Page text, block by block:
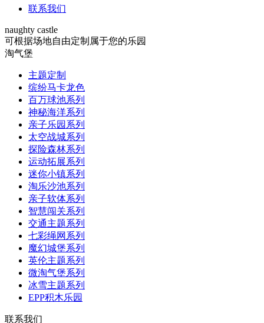
联系我们
naughty castle
可根据场地自由定制属于您的乐园
淘气堡
主题定制
缤纷马卡龙色
百万球池系列
神秘海洋系列
亲子乐园系列
太空战城系列
探险森林系列
运动拓展系列
迷你小镇系列
淘乐沙池系列
亲子软体系列
智慧闯关系列
交通主题系列
七彩绳网系列
魔幻城堡系列
英伦主题系列
微淘气堡系列
冰雪主题系列
EPP积木乐园
联系我们